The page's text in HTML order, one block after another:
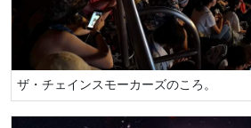
ザ・チェインスモーカーズのころ。